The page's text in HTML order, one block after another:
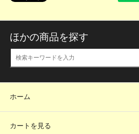
ほかの商品を探す
ホーム
カートを見る